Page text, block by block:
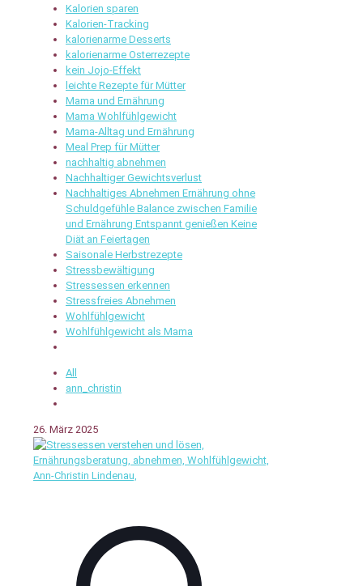
Kalorien sparen
Kalorien-Tracking
kalorienarme Desserts
kalorienarme Osterrezepte
kein Jojo-Effekt
leichte Rezepte für Mütter
Mama und Ernährung
Mama Wohlfühlgewicht
Mama-Alltag und Ernährung
Meal Prep für Mütter
nachhaltig abnehmen
Nachhaltiger Gewichtsverlust
Nachhaltiges Abnehmen Ernährung ohne
Schuldgefühle Balance zwischen Familie
und Ernährung Entspannt genießen Keine
Diät an Feiertagen
Saisonale Herbstrezepte
Stressbewältigung
Stressessen erkennen
Stressfreies Abnehmen
Wohlfühlgewicht
Wohlfühlgewicht als Mama
All
ann_christin
26. März 2025